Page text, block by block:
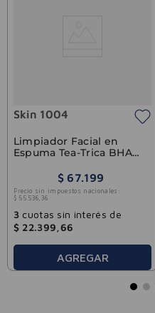
Skin 1004
Limpiador Facial en
Espuma Tea-Trica BHA
$ 67.199
Precio sin impuestos nacionales:
$ 55.536, 36
3cuotas sin interés de
$ 22.399 66
AGREGAR